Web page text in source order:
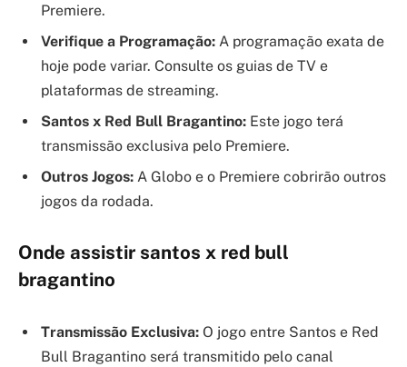
Premiere.
Verifique a Programação: A programação exata de
hoje pode variar. Consulte os guias de TV e
plataformas de streaming.
Santos x Red Bull Bragantino: Este jogo terá
transmissão exclusiva pelo Premiere.
Outros Jogos: A Globo e o Premiere cobrirão outros
jogos da rodada.
Onde assistir santos x red bull
bragantino
Transmissão Exclusiva: O jogo entre Santos e Red
Bull Bragantino será transmitido pelo canal